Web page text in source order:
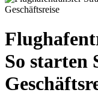
So starten